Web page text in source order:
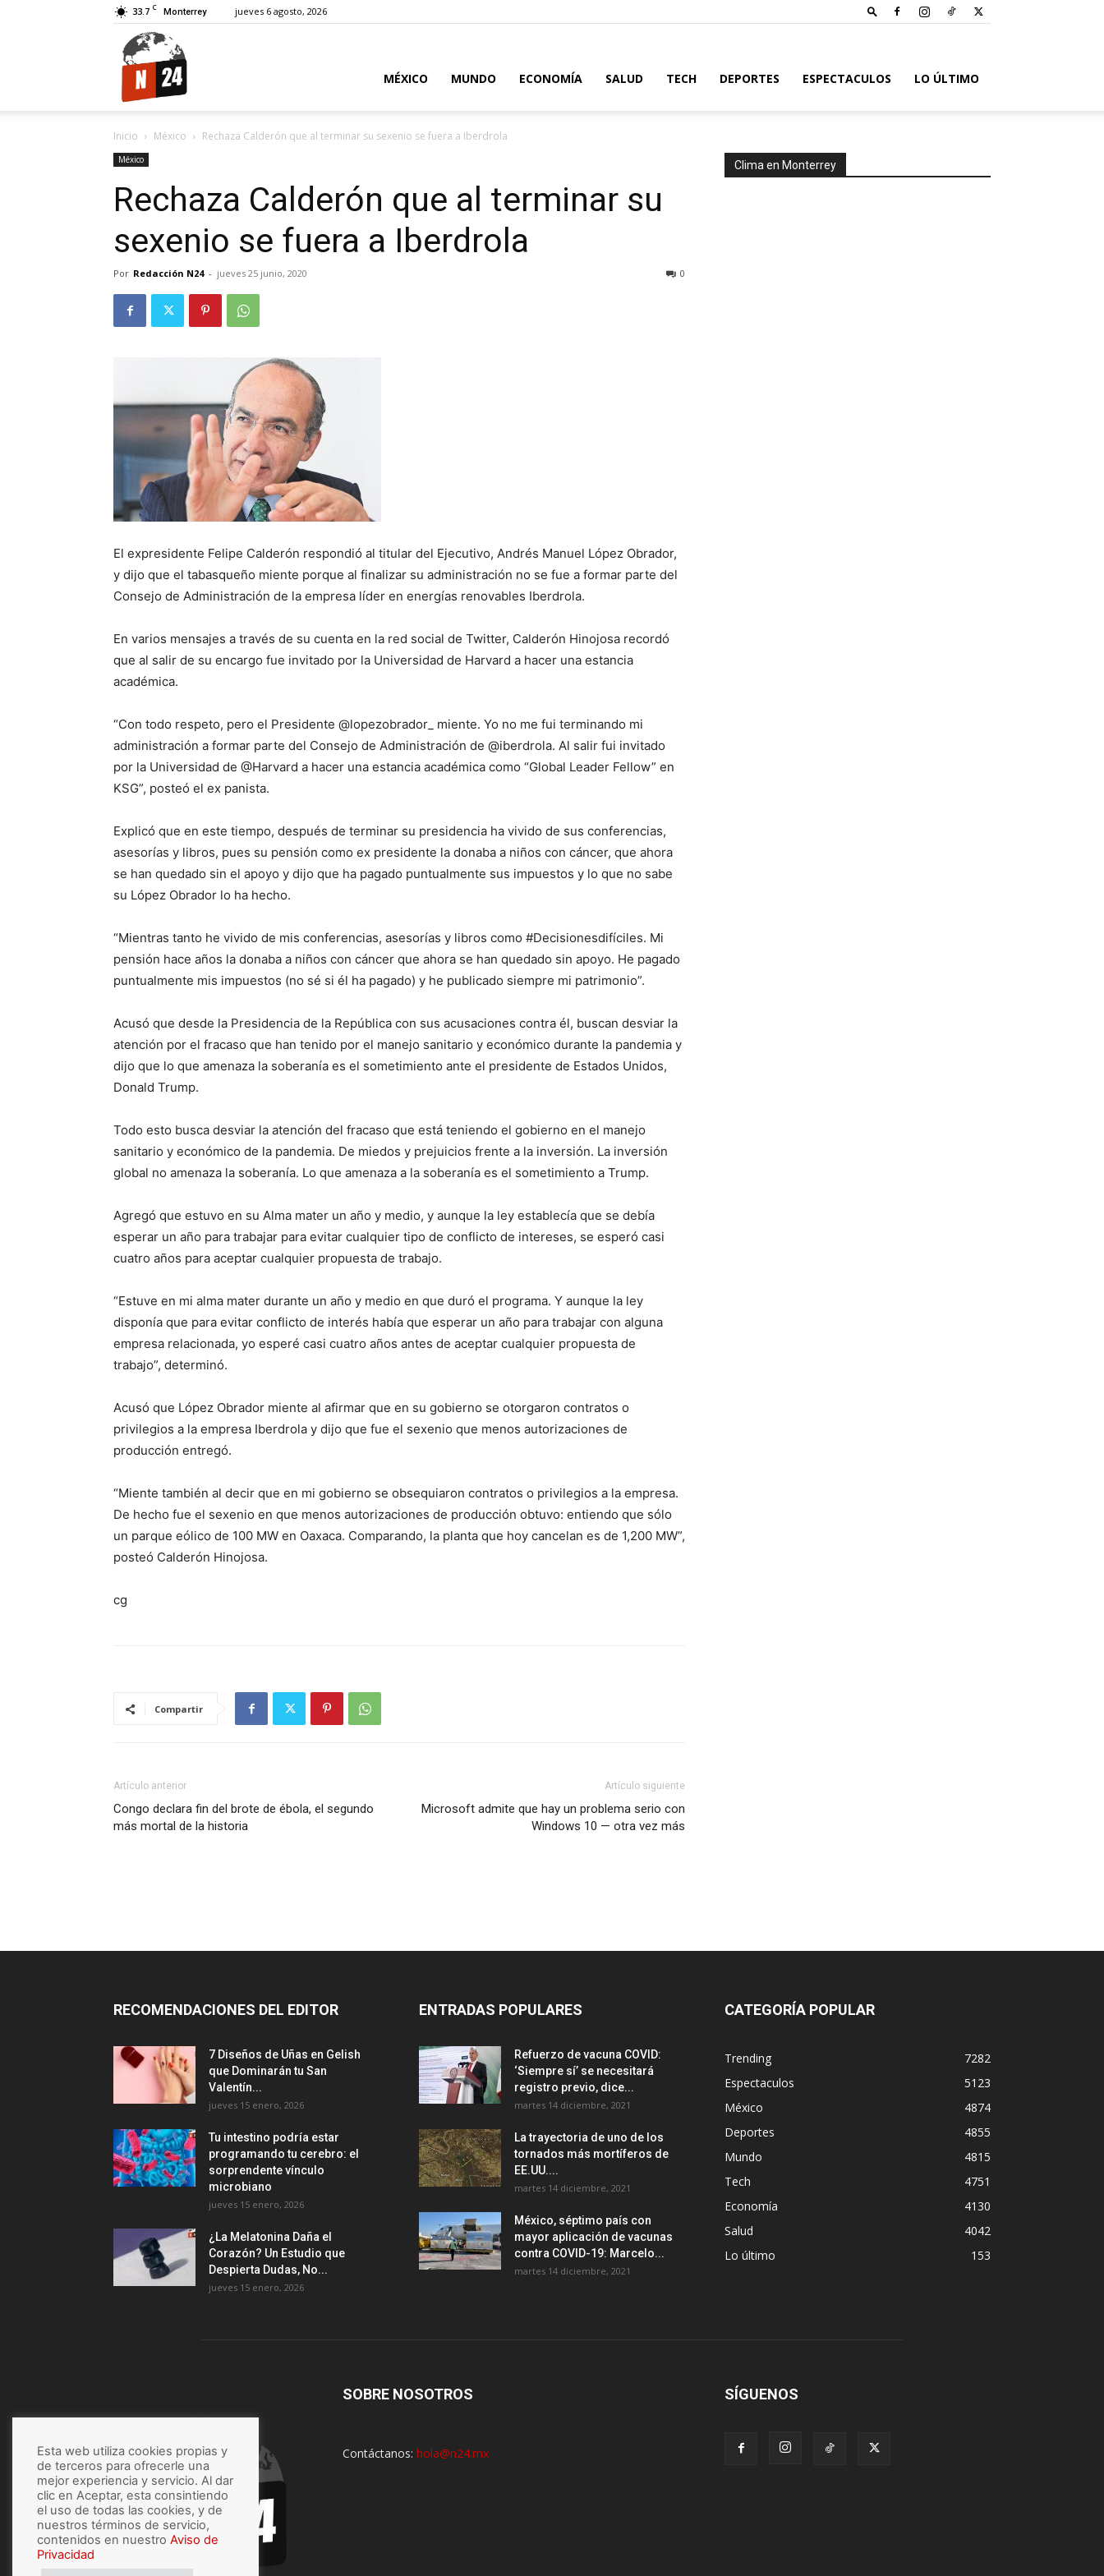
33.7 C Monterrey jueves 6 agosto, 2026
MÉXICO MUNDO ECONOMÍA SALUD TECH DEPORTES ESPECTACULOS LO ÚLTIMO
Inicio México Rechaza Calderón que al terminar su sexenio se fuera a Iberdrola
México
Rechaza Calderón que al terminar su
sexenio se fuera a Iberdrola
Por Redacción N24 - jueves 25 junio, 2020 0
El expresidente Felipe Calderón respondió al titular del Ejecutivo, Andrés Manuel López Obrador,
y dijo que el tabasqueño miente porque al finalizar su administración no se fue a formar parte del
Consejo de Administración de la empresa líder en energías renovables Iberdrola.
En varios mensajes a través de su cuenta en la red social de Twitter, Calderón Hinojosa recordó
que al salir de su encargo fue invitado por la Universidad de Harvard a hacer una estancia
académica.
“Con todo respeto, pero el Presidente @lopezobrador_ miente. Yo no me fui terminando mi
administración a formar parte del Consejo de Administración de @iberdrola. Al salir fui invitado
por la Universidad de @Harvard a hacer una estancia académica como “Global Leader Fellow” en
KSG”, posteó el ex panista.
Explicó que en este tiempo, después de terminar su presidencia ha vivido de sus conferencias,
asesorías y libros, pues su pensión como ex presidente la donaba a niños con cáncer, que ahora
se han quedado sin el apoyo y dijo que ha pagado puntualmente sus impuestos y lo que no sabe
su López Obrador lo ha hecho.
“Mientras tanto he vivido de mis conferencias, asesorías y libros como #Decisionesdifíciles. Mi
pensión hace años la donaba a niños con cáncer que ahora se han quedado sin apoyo. He pagado
puntualmente mis impuestos (no sé si él ha pagado) y he publicado siempre mi patrimonio”.
Acusó que desde la Presidencia de la República con sus acusaciones contra él, buscan desviar la
atención por el fracaso que han tenido por el manejo sanitario y económico durante la pandemia y
dijo que lo que amenaza la soberanía es el sometimiento ante el presidente de Estados Unidos,
Donald Trump.
Todo esto busca desviar la atención del fracaso que está teniendo el gobierno en el manejo
sanitario y económico de la pandemia. De miedos y prejuicios frente a la inversión. La inversión
global no amenaza la soberanía. Lo que amenaza a la soberanía es el sometimiento a Trump.
Agregó que estuvo en su Alma mater un año y medio, y aunque la ley establecía que se debía
esperar un año para trabajar para evitar cualquier tipo de conflicto de intereses, se esperó casi
cuatro años para aceptar cualquier propuesta de trabajo.
“Estuve en mi alma mater durante un año y medio en que duró el programa. Y aunque la ley
disponía que para evitar conflicto de interés había que esperar un año para trabajar con alguna
empresa relacionada, yo esperé casi cuatro años antes de aceptar cualquier propuesta de
trabajo”, determinó.
Acusó que López Obrador miente al afirmar que en su gobierno se otorgaron contratos o
privilegios a la empresa Iberdrola y dijo que fue el sexenio que menos autorizaciones de
producción entregó.
“Miente también al decir que en mi gobierno se obsequiaron contratos o privilegios a la empresa.
De hecho fue el sexenio en que menos autorizaciones de producción obtuvo: entiendo que sólo
un parque eólico de 100 MW en Oaxaca. Comparando, la planta que hoy cancelan es de 1,200 MW”,
posteó Calderón Hinojosa.
cg
Compartir
Artículo anterior
Congo declara fin del brote de ébola, el segundo
más mortal de la historia
Artículo siguiente
Microsoft admite que hay un problema serio con
Windows 10 — otra vez más
Clima en Monterrey
RECOMENDACIONES DEL EDITOR
7 Diseños de Uñas en Gelish
que Dominarán tu San
Valentín...
jueves 15 enero, 2026
Tu intestino podría estar
programando tu cerebro: el
sorprendente vínculo
microbiano
jueves 15 enero, 2026
¿La Melatonina Daña el
Corazón? Un Estudio que
Despierta Dudas, No...
jueves 15 enero, 2026
ENTRADAS POPULARES
Refuerzo de vacuna COVID:
‘Siempre sí’ se necesitará
registro previo, dice...
martes 14 diciembre, 2021
La trayectoria de uno de los
tornados más mortíferos de
EE.UU....
martes 14 diciembre, 2021
México, séptimo país con
mayor aplicación de vacunas
contra COVID-19: Marcelo...
martes 14 diciembre, 2021
CATEGORÍA POPULAR
Trending
7282
Espectaculos
5123
México
4874
Deportes
4855
Mundo
4815
Tech
4751
Economía
4130
Salud
4042
Lo último
153
SOBRE NOSOTROS
Contáctanos: hola@n24.mx
SÍGUENOS
Esta web utiliza cookies propias y
de terceros para ofrecerle una
mejor experiencia y servicio. Al dar
clic en Aceptar, esta consintiendo
el uso de todas las cookies, y de
nuestros términos de servicio,
contenidos en nuestro Aviso de
Privacidad